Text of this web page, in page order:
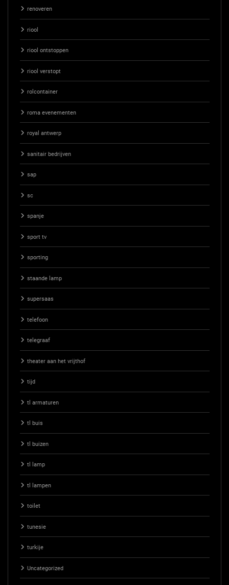
renoveren
riool
riool ontstoppen
riool verstopt
rolcontainer
roma evenementen
royal antwerp
sanitair bedrijven
sap
sc
spanje
sport tv
sporting
staande lamp
supersaas
telefoon
telegraaf
theater aan het vrijthof
tijd
tl armaturen
tl buis
tl buizen
tl lamp
tl lampen
toilet
tunesie
turkije
Uncategorized